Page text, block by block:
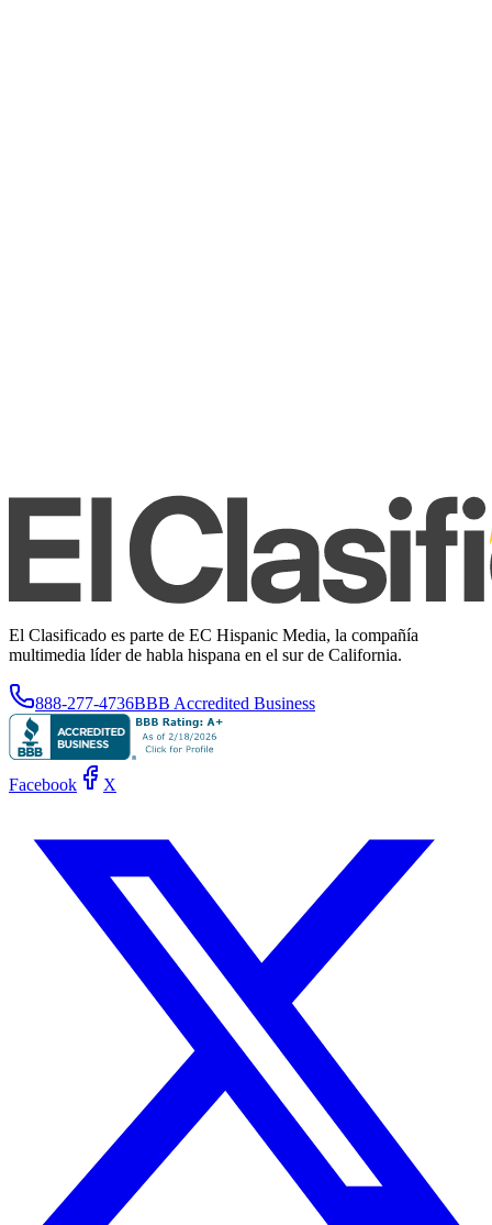
El Clasificado es parte de EC Hispanic Media, la compañía
multimedia líder de habla hispana en el sur de California.
888-277-4736BBB Accredited Business
Facebook X